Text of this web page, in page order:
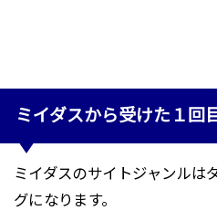
ミイダスから受けた１回
ミイダスのサイトジャンルは
グになります。